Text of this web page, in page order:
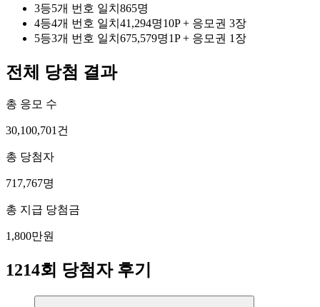
3등5개 번호 일치 865명
4등4개 번호 일치 41,294명10P+ 응모권 3장
5등3개 번호 일치 675,579명1P+ 응모권 1장
전체 당첨 결과
총 응모 수
30,100,701건
총 당첨자
717,767명
총 지급 당첨금
1,800만원
1214회 당첨자 후기